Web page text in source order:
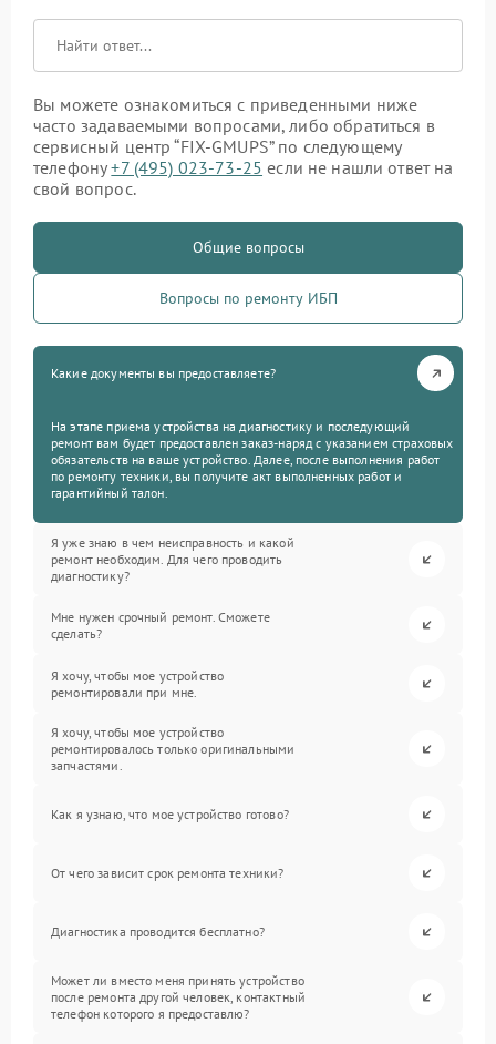
Вы можете ознакомиться с приведенными ниже
часто задаваемыми вопросами, либо обратиться в
сервисный центр “FIX-GMUPS” по следующему
телефону+7 (495) 023-73-25 если не нашли ответ на
свой вопрос.
Общие вопросы
Вопросы по ремонту ИБП
Какие документы вы предоставляете?
На этапе приема устройства на диагностику и последующий
ремонт вам будет предоставлен заказ-наряд с указанием страховых
обязательств на ваше устройство. Далее, после выполнения работ
по ремонту техники, вы получите акт выполненных работ и
гарантийный талон.
Я уже знаю в чем неисправность и какой
ремонт необходим. Для чего проводить
диагностику?
Мне нужен срочный ремонт. Сможете
сделать?
Я хочу, чтобы мое устройство
ремонтировали при мне.
Я хочу, чтобы мое устройство
ремонтировалось только оригинальными
запчастями.
Как я узнаю, что мое устройство готово?
От чего зависит срок ремонта техники?
Диагностика проводится бесплатно?
Может ли вместо меня принять устройство
после ремонта другой человек, контактный
телефон которого я предоставлю?